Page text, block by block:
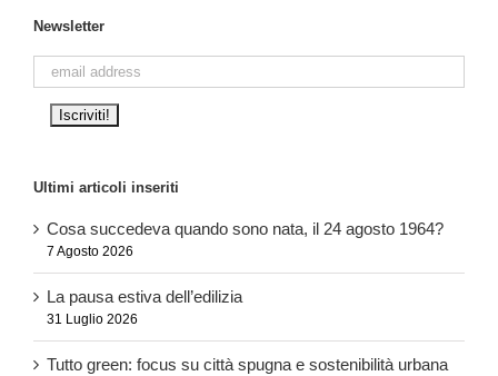
Newsletter
Ultimi articoli inseriti
Cosa succedeva quando sono nata, il 24 agosto 1964?
7 Agosto 2026
La pausa estiva dell’edilizia
31 Luglio 2026
Tutto green: focus su città spugna e sostenibilità urbana